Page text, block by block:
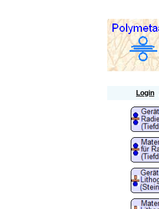
Login